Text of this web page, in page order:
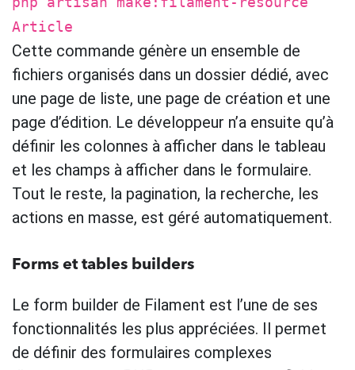
Article
Cette commande génère un ensemble de
fichiers organisés dans un dossier dédié, avec
une page de liste, une page de création et une
page d’édition. Le développeur n’a ensuite qu’à
définir les colonnes à afficher dans le tableau
et les champs à afficher dans le formulaire.
Tout le reste, la pagination, la recherche, les
actions en masse, est géré automatiquement.
Forms et tables builders
Le form builder de Filament est l’une de ses
fonctionnalités les plus appréciées. Il permet
de définir des formulaires complexes